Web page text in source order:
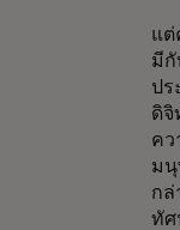
แต่
มีกั
ปร
ดิจิ
คว
มนุ
กล่
ทัศ